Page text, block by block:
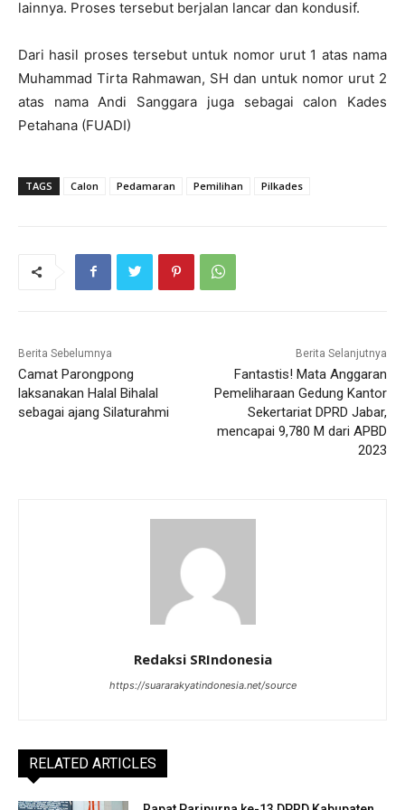
lainnya. Proses tersebut berjalan lancar dan kondusif.
Dari hasil proses tersebut untuk nomor urut 1 atas nama
Muhammad Tirta Rahmawan, SH dan untuk nomor urut 2
atas nama Andi Sanggara juga sebagai calon Kades
Petahana (FUADI)
TAGS Calon Pedamaran Pemilihan Pilkades
Berita Sebelumnya
Camat Parongpong
laksanakan Halal Bihalal
sebagai ajang Silaturahmi
Berita Selanjutnya
Fantastis! Mata Anggaran
Pemeliharaan Gedung Kantor
Sekertariat DPRD Jabar,
mencapai 9,780 M dari APBD
2023
Redaksi SRIndonesia
https://suararakyatindonesia.net/source
RELATED ARTICLES